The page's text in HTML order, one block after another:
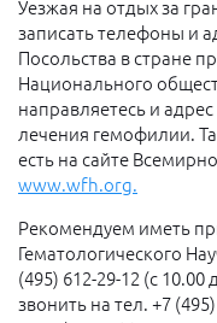
Уезжая на отдых за
записать телефоны и
Посольства в стране
Национального
направляетесь и
лечения гемофилии.
есть на сайте
www.wfh.org.
Рекомендуем иметь
Гематологического
(495) 612-29-12 (с
звонить на тел. +7